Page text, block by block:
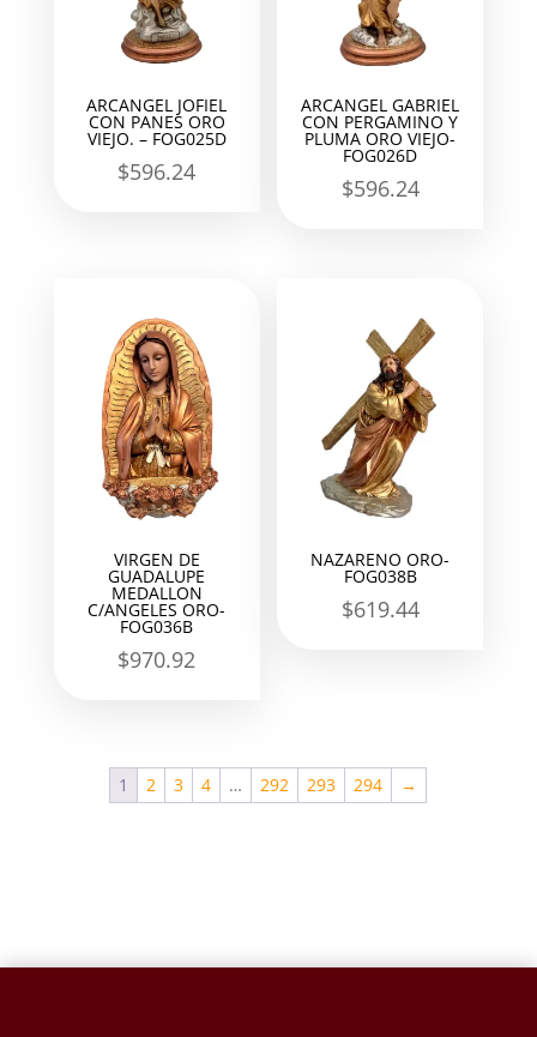
ARCANGEL JOFIEL
CON PANES ORO
VIEJO. – FOG025D
$596.24
ARCANGEL GABRIEL
CON PERGAMINO Y
PLUMA ORO VIEJO-
FOG026D
$596.24
VIRGEN DE
GUADALUPE
MEDALLON
C/ANGELES ORO-
FOG036B
$970.92
NAZARENO ORO-
FOG038B
$619.44
1 2 3 4 … 292 293 294 →